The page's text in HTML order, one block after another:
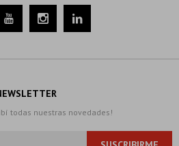
  
todas nuestras novedades!